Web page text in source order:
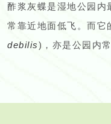
酢浆灰蝶是湿地公园内
常靠近地面低飞。而
debilis)，亦是公园内